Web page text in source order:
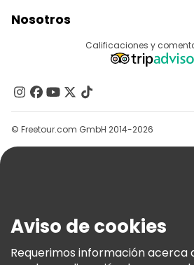
Acceder Como Proveedor
Programa De Afiliados
Nosotros
Contacto
Grupos
Ayuda
Términos E Información Legal
Política De Cookies
Calificaciones y
© Freetour.com GmbH 2014-2026
Aviso de cookies
Requerimos información acerca